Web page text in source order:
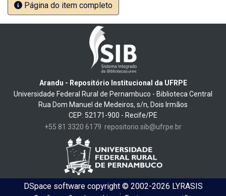
Página do item completo
Arandu - Repositório Institucional da UFRPE
Universidade Federal Rural de Pernambuco - Biblioteca Central
Rua Dom Manuel de Medeiros, s/n, Dois Irmãos
CEP: 52171-900 - Recife/PE
+55 81 3320 6179 repositorio.sib@ufrpe.br
DSpace softwarecopyright © 2002-2026 LYRASIS